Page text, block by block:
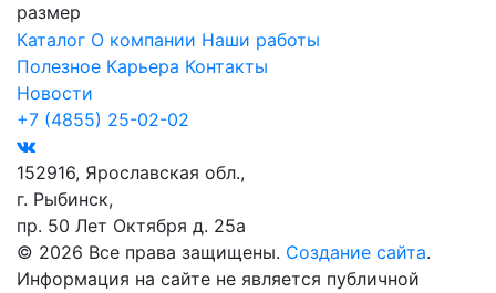
размер
Каталог О компании Наши работы
Полезное Карьера Контакты
Новости
+7 (4855) 25-02-02
152916, Ярославская обл.,
г. Рыбинск,
пр. 50 Лет Октября д. 25а
© 2026 Все права защищены. Создание сайта.
Информация на сайте не является публичной